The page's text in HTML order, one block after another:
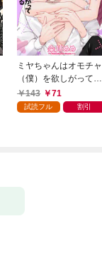
ミヤちゃんはオモチャ
（僕）を欲しがってい
る 1巻
143 71
試読フル 割引